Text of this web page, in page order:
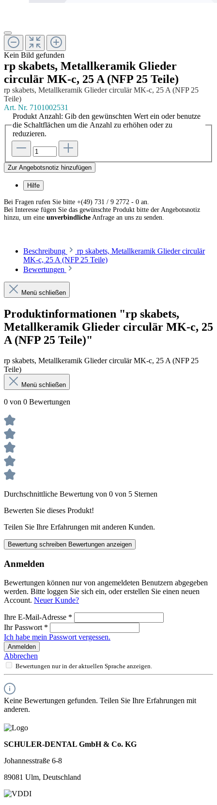
Kein Bild gefunden
rp skabets, Metallkeramik Glieder
circulär MK-c, 25 A (NFP 25 Teile)
rp skabets, Metallkeramik Glieder circulär MK-c, 25 A (NFP 25
Teile)
Art. Nr. 7101002531
Produkt Anzahl: Gib den gewünschten Wert ein oder benutze
die Schaltflächen um die Anzahl zu erhöhen oder zu
reduzieren.
Zur Angebotsnotiz hinzufügen
Hilfe
Bei Fragen rufen Sie bitte +(49) 731 / 9 2772 - 0 an.
Bei Interesse fügen Sie das gewünschte Produkt bitte der Angebotsnotiz
hinzu, um eine unverbindliche Anfrage an uns zu senden.
Beschreibung
rp skabets, Metallkeramik Glieder circulär
MK-c, 25 A (NFP 25 Teile)
Bewertungen
Menü schließen
Produktinformationen "rp skabets,
Metallkeramik Glieder circulär MK-c, 25
A (NFP 25 Teile)"
rp skabets, Metallkeramik Glieder circulär MK-c, 25 A (NFP 25
Teile)
Menü schließen
0 von 0 Bewertungen
Durchschnittliche Bewertung von 0 von 5 Sternen
Bewerten Sie dieses Produkt!
Teilen Sie Ihre Erfahrungen mit anderen Kunden.
Bewertung schreiben Bewertungen anzeigen
Anmelden
Bewertungen können nur von angemeldeten Benutzern abgegeben
werden. Bitte loggen Sie sich ein, oder erstellen Sie einen neuen
Account. Neuer Kunde?
Ihre E-Mail-Adresse *
Ihr Passwort *
Ich habe mein Passwort vergessen.
Anmelden
Abbrechen
Bewertungen nur in der aktuellen Sprache anzeigen.
Keine Bewertungen gefunden. Teilen Sie Ihre Erfahrungen mit
anderen.
SCHULER-DENTAL GmbH & Co. KG
Johannesstraße 6-8
89081 Ulm, Deutschland